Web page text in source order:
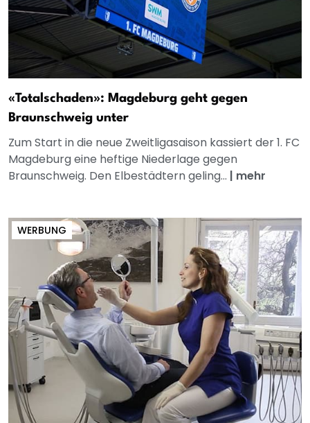
«Totalschaden»: Magdeburg geht gegen
Braunschweig unter
Zum Start in die neue Zweitligasaison kassiert der 1. FC
Magdeburg eine heftige Niederlage gegen
Braunschweig. Den Elbestädtern geling... | mehr
WERBUNG